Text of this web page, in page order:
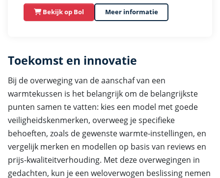
Bekijk op Bol Meer informatie
Toekomst en innovatie
Bij de overweging van de aanschaf van een
warmtekussen is het belangrijk om de belangrijkste
punten samen te vatten: kies een model met goede
veiligheidskenmerken, overweeg je specifieke
behoeften, zoals de gewenste warmte-instellingen, en
vergelijk merken en modellen op basis van reviews en
prijs-kwaliteitverhouding. Met deze overwegingen in
gedachten, kun je een weloverwogen beslissing nemen